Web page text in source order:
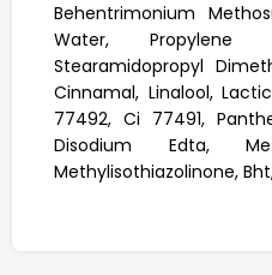
Behentrimonium
Water,
Stearamidopropyl
Cinnamal, Linalool,
77492, Ci 77491,
Disodium Edta,
Methylisothiazolinone,